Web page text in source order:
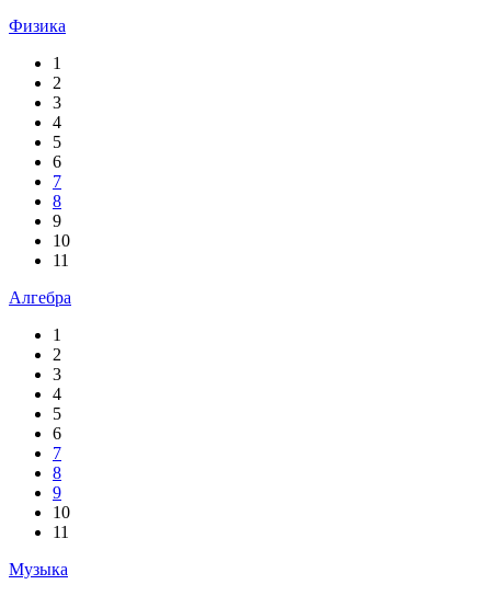
Физика
1
2
3
4
5
6
7
8
9
10
11
Алгебра
1
2
3
4
5
6
7
8
9
10
11
Музыка